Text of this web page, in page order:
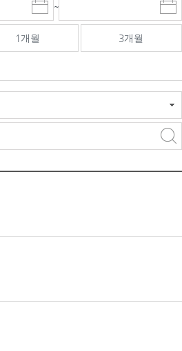
시
작
일
선
~
종
료
선
1개월 3개월